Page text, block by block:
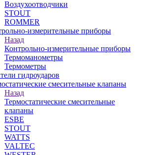
Воздухоотводчики
STOUT
ROMMER
измерительные приборы
Назад
Контрольно-измерительные приборы
Термоманометры
Термометры
гидроударов
смесительные клапаны
Назад
Термостатические смесительные
клапаны
ESBE
STOUT
WATTS
VALTEC